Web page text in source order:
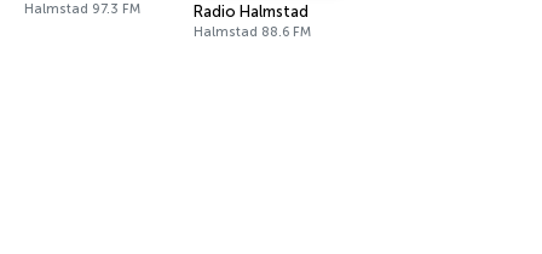
Halmstad 97.3 FM Radio Halmstad
Halmstad 88.6 FM